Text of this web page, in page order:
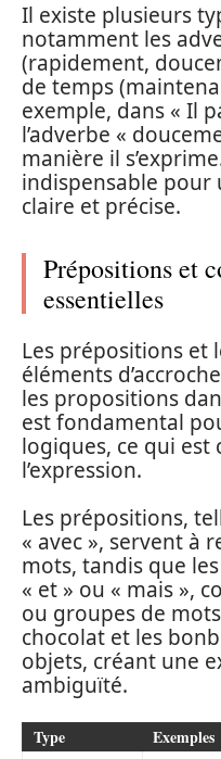
Il existe plusieurs
notamment les
(rapidement,
de temps
exemple, dans « Il
l’adverbe «
manière il
indispensable pour
claire et précise.
Prépositions et
essentielles
Les prépositions et
éléments
les propositions
est fondamental
logiques, ce qui est
l’expression.
Les prépositions,
« avec », servent à
mots, tandis que
« et » ou « mais »,
ou groupes de
chocolat et les
objets, créant une
ambiguïté.
Type Exemples